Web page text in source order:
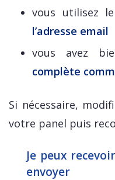
vous utilisez le
l’adresse email
vous avez
complète
Si nécessaire,
votre panel puis
Je peux
envoyer